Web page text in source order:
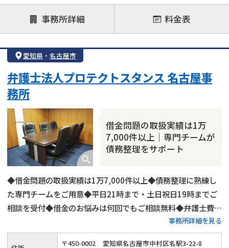
借金返済相談・交渉
自己破産
任意整理
個人再生
会社破産・法人破産
住宅ローン
消費者金融・サラ金
カードローン
事務所詳細 料金表
愛知県 ・ 名古屋市
借金問題の取扱実績は1万
7,000件以上｜専門チームが
債務整理をサポート
弁護士法人プロテクトスタンス 名古屋事
務所
◆借金問題の取扱実績は1万7,000件以上◆債務整理に熟練し
た専門チームをご用意◆平日21時まで・土日祝日19時までご
相談を受付◆借金のお悩みは何回でもご相談無料◆弁護士費用
の分割払い可◆名古屋市営地下鉄「国際センター駅」から徒歩
1分
事務所詳細を見る
〒450-0002
愛知県名古屋市中村区名駅3-22-8